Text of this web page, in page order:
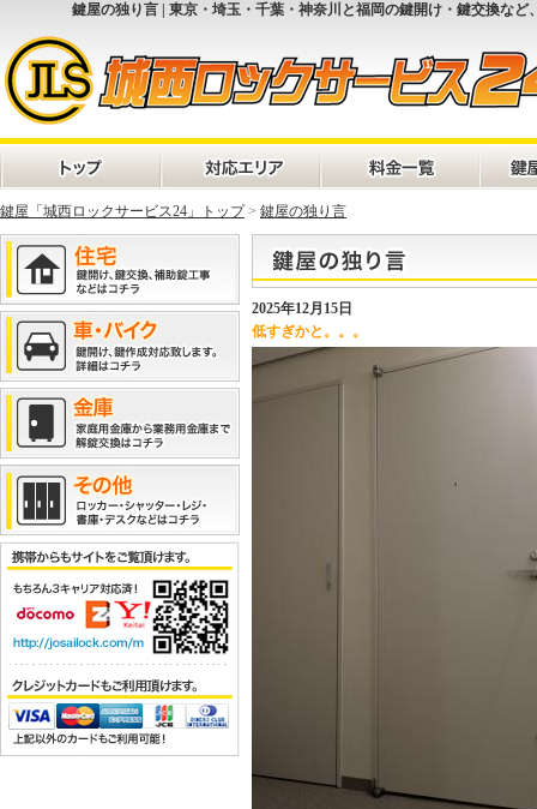
鍵屋の独り言 | 東京・埼玉・千葉・神奈川と福岡の鍵開け・鍵交換な
鍵屋「城西ロックサービス24」トップ> 鍵屋の独り言
2025年12月15日
低すぎかと。。。